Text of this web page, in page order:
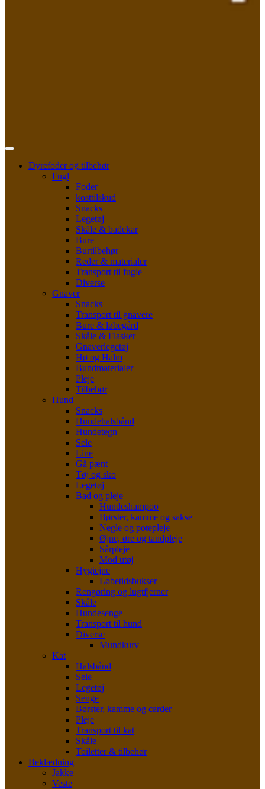
Dyrefoder og tilbehør
Fugl
Foder
kosttilskud
Snacks
Legetøj
Skåle & badekar
Bure
Burtilbehør
Reder & materialer
Transport til fugle
Diverse
Gnaver
Snacks
Transport til gnavere
Bure & løbegård
Skåle & Flasker
Gnaverlegetøj
Hø og Halm
Bundmaterialer
Pleje
Tilbehør
Hund
Snacks
Hundehalsbånd
Hundetegn
Sele
Line
Gå pænt
Tøj og sko
Legetøj
Bad og pleje
Hundeshampoo
Børster, kamme og sakse
Negle og potepleje
Øjne, øre og tandpleje
Sårpleje
Mod utøj
Hygiejne
Løbetidsbukser
Rengøring og lugtfjerner
Skåle
Hundesenge
Transport til hund
Diverse
Mundkurv
Kat
Halsbånd
Sele
Legetøj
Senge
Børster, kamme og carder
Pleje
Transport til kat
Skåle
Toiletter & tilbehør
Beklædning
Jakke
Veste